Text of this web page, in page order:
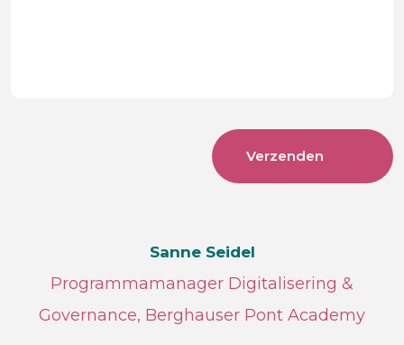
Sanne Seidel
Programmamanager Digitalisering &
Governance, Berghauser Pont Academy